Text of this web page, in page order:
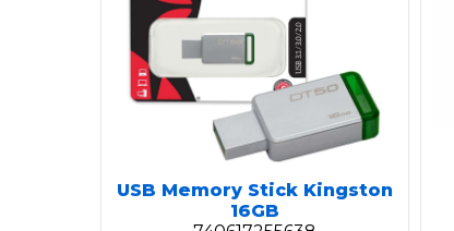
USB Memory Stick Kingston
16GB